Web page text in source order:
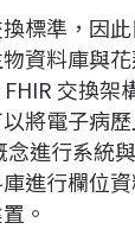
標準，因
資料庫與
交換架
將電子病
進行系統
進行欄位
。